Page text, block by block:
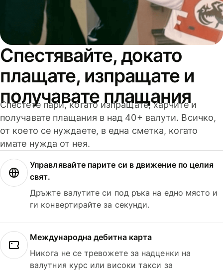
Спестявайте, докато
плащате, изпращате и
получавате плащания
Спестете пари, когато изпращате, харчите и
получавате плащания в над 40+ валути. Всичко,
от което се нуждаете, в една сметка, когато
имате нужда от нея.
Управлявайте парите си в движение по целия
свят.
Дръжте валутите си под ръка на едно място и
ги конвертирайте за секунди.
Международна дебитна карта
Никога не се тревожете за надценки на
валутния курс или високи такси за